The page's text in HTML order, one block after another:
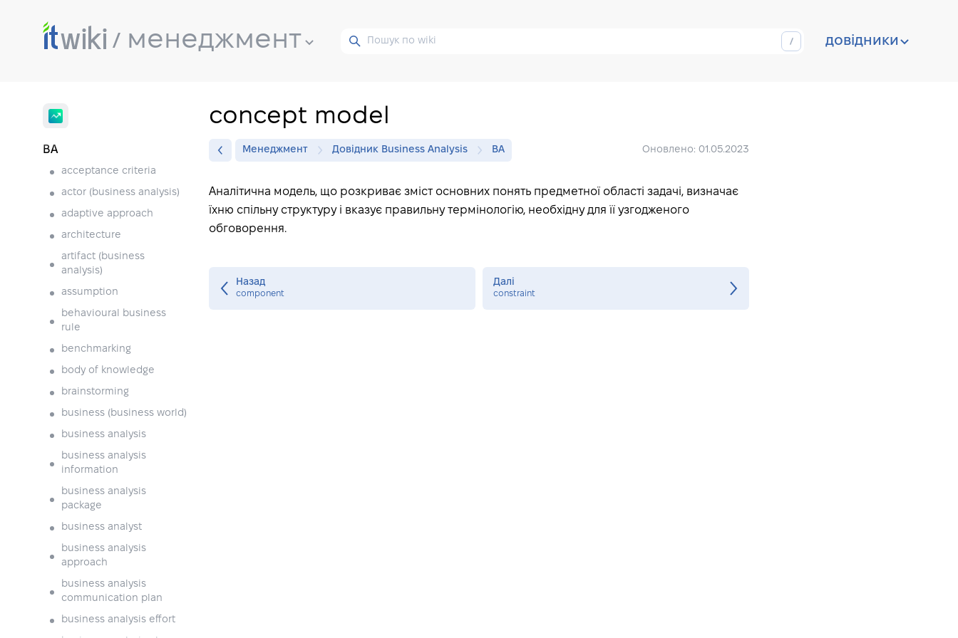
менеджмент довідники
BA
acceptance criteria
actor (business analysis)
adaptive approach
architecture
artifact (business
analysis)
assumption
behavioural business
rule
benchmarking
body of knowledge
brainstorming
business (business world)
business analysis
business analysis
information
business analysis
package
business analyst
business analysis
approach
business analysis
communication plan
business analysis effort
concept model
Менеджмент Довідник Business Analysis BA Оновлено: 01.05.2023
Аналітична модель, що розкриває зміст основних понять предметної області задачі, визначає
їхню спільну структуру і вказує правильну термінологію, необхідну для її узгодженого
обговорення.
Назад
component
Далі
constraint